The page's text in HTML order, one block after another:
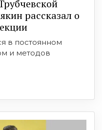
рассказал о
в постоянном
и методов